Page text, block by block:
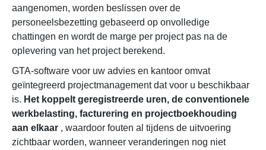
aangenomen, worden beslissen over de
personeelsbezetting gebaseerd op onvolledige
chattingen en wordt de marge per project pas na de
oplevering van het project berekend.
GTA-software voor uw advies en kantoor omvat
geïntegreerd projectmanagement dat voor u beschikbaar
is. Het koppelt geregistreerde uren, de conventionele
werkbelasting, facturering en projectboekhouding
aan elkaar , waardoor fouten al tijdens de uitvoering
zichtbaar worden, wanneer veranderingen nog niet